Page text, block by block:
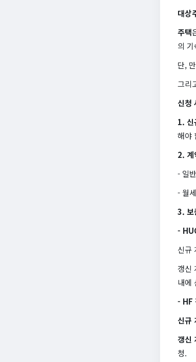
대상
주택
의
단,
그리
신청
1. 신
해야
2. 계
- 일
- 월
3. 보
-
신규
갱신
내에
- HF
신규
갱신
청.